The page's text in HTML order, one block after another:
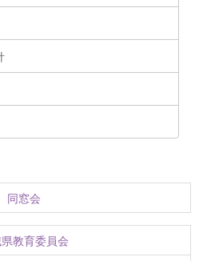
同窓会
教育委員会